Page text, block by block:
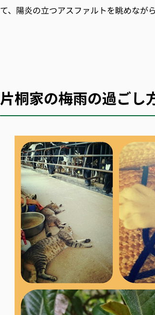
て、陽炎の立つアスファルトを眺めなが
片桐家の梅雨の過ご